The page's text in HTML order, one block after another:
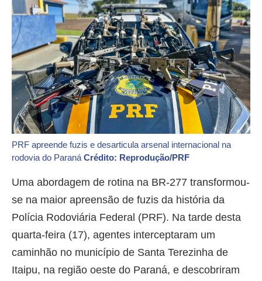
PRF apreende fuzis e desarticula arsenal internacional na
rodovia do Paraná Crédito: Reprodução/PRF
Uma abordagem de rotina na BR-277 transformou-
se na maior apreensão de fuzis da história da
Polícia Rodoviária Federal (PRF). Na tarde desta
quarta-feira (17), agentes interceptaram um
caminhão no município de Santa Terezinha de
Itaipu, na região oeste do Paraná, e descobriram